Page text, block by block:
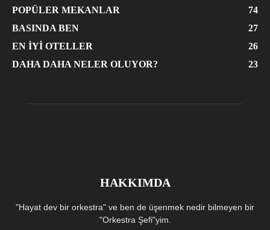
POPÜLER MEKANLAR
74
BASINDA BEN
27
EN İYI OTELLER
26
DAHA DAHA NELER OLUYOR?
23
HAKKIMDA
"Hayat dev bir orkestra" ve ben de üşenmek nedir bilmeyen bir
"Orkestra Şefi"yim.